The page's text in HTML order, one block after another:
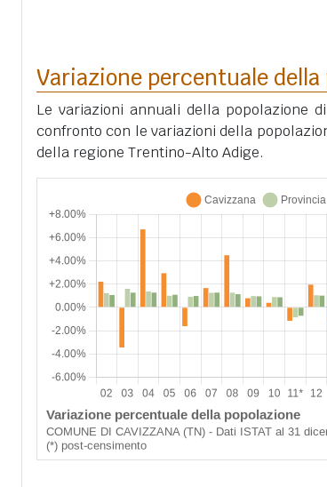
Variazione percentuale della
Le variazioni annuali della popolazione
confronto con le variazioni della
della regione Trentino-Alto Adige.